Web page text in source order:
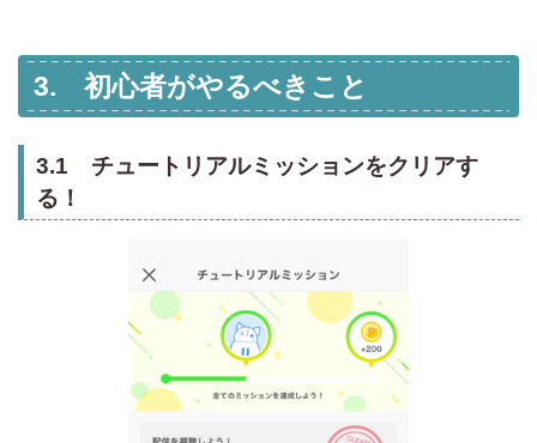
3. 初心者がやるべきこと
3.1 チュートリアルミッションをクリアす
る！